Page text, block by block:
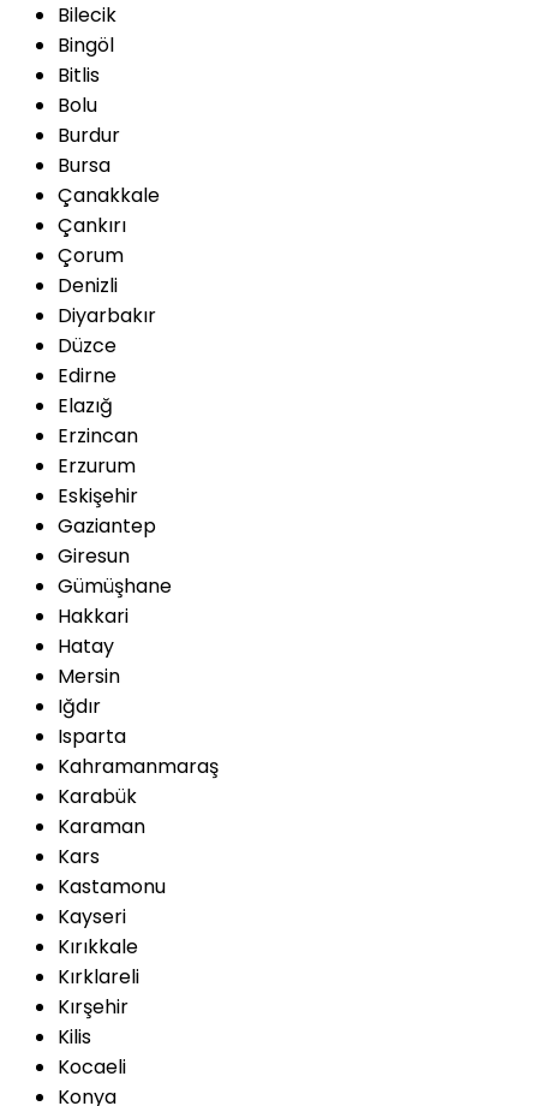
Bilecik
Bingöl
Bitlis
Bolu
Burdur
Bursa
Çanakkale
Çankırı
Çorum
Denizli
Diyarbakır
Düzce
Edirne
Elazığ
Erzincan
Erzurum
Eskişehir
Gaziantep
Giresun
Gümüşhane
Hakkari
Hatay
Mersin
Iğdır
Isparta
Kahramanmaraş
Karabük
Karaman
Kars
Kastamonu
Kayseri
Kırıkkale
Kırklareli
Kırşehir
Kilis
Kocaeli
Konya